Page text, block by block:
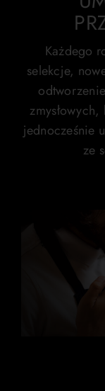
Każdego
selekcje,
jednocześnie
ze